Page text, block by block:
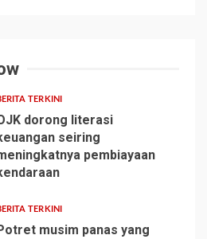
TERKINI
dorong literasi
seiring
pembiayaan
TERKINI
musim panas yang